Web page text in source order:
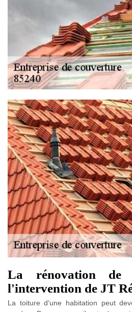
La rénovation
l'intervention de JT
La toiture d'une habitation peut